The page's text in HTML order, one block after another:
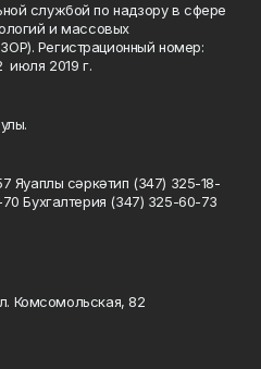
службой по надзору в сфере
и массовых
Регистрационный номер:
2019 г.
Яуаплы сәркәтип (347) 325-18-
Бухгалтерия (347) 325-60-73
Комсомольская, 82